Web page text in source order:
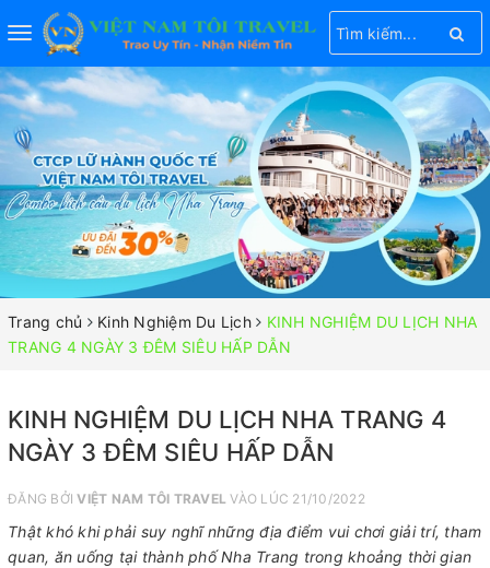
Toggle
navigation
Trang chủ Kinh Nghiệm Du Lịch
KINH NGHIỆM DU LỊCH NHA
TRANG 4 NGÀY 3 ĐÊM SIÊU HẤP DẪN
KINH NGHIỆM DU LỊCH NHA TRANG 4
NGÀY 3 ĐÊM SIÊU HẤP DẪN
ĐĂNG BỞIVIỆT NAM TÔI TRAVEL VÀO LÚC 21/10/2022
Thật khó khi phải suy nghĩ những địa điểm vui chơi giải trí, tham
quan, ăn uống tại thành phố Nha Trang trong khoảng thời gian